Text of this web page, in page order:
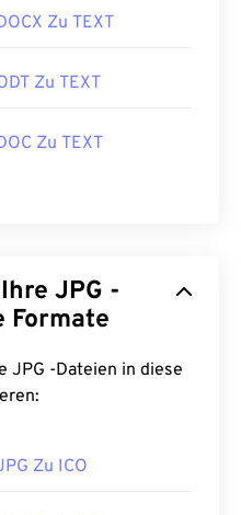
Bildbetrachter,
Datei auszuwählen,
Experts Group
1992
Zu TEXT
Zu TEXT
Zu TEXT
-
Formate
Zu ICO